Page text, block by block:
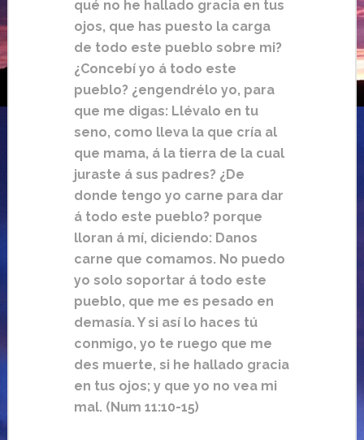
qué no he hallado gracia en tus
ojos, que has puesto la carga
de todo este pueblo sobre mi?
¿Concebí yo á todo este
pueblo? ¿engendrélo yo, para
que me digas: Llévalo en tu
seno, como lleva la que cría al
que mama, á la tierra de la cual
juraste á sus padres? ¿De
donde tengo yo carne para dar
á todo este pueblo? porque
lloran á mí, diciendo: Danos
carne que comamos. No puedo
yo solo soportar á todo este
pueblo, que me es pesado en
demasía. Y si así lo haces tú
conmigo, yo te ruego que me
des muerte, si he hallado gracia
en tus ojos; y que yo no vea mi
mal. (Num 11:10-15)